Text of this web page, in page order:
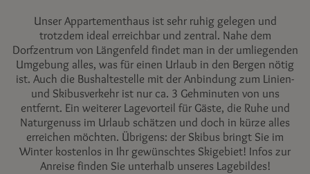
Unser Appartementhaus ist sehr ruhig gelegen und
trotzdem ideal erreichbar und zentral. Nahe dem
Dorfzentrum von Längenfeld findet man in der umliegenden
Umgebung alles, was für einen Urlaub in den Bergen nötig
ist. Auch die Bushaltestelle mit der Anbindung zum Linien-
und Skibusverkehr ist nur ca. 3 Gehminuten von uns
entfernt. Ein weiterer Lagevorteil für Gäste, die Ruhe und
Naturgenuss im Urlaub schätzen und doch in kürze alles
erreichen möchten. Übrigens: der Skibus bringt Sie im
Winter kostenlos in Ihr gewünschtes Skigebiet! Infos zur
Anreise finden Sie unterhalb unseres Lagebildes!